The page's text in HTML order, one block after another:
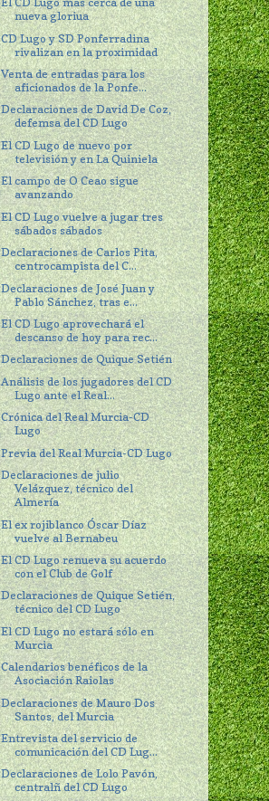
nueva gloriua
CD Lugo y SD Ponferradina
rivalizan en la proximidad
Venta de entradas para los
aficionados de la Ponfe...
Declaraciones de David De Coz,
defemsa del CD Lugo
El CD Lugo de nuevo por
televisión y en La Quiniela
El campo de O Ceao sigue
avanzando
El CD Lugo vuelve a jugar tres
sábados sábados
Declaraciones de Carlos Pita,
centrocampista del C...
Declaraciones de José Juan y
Pablo Sánchez, tras e...
El CD Lugo aprovechará el
descanso de hoy para rec...
Declaraciones de Quique Setién
Análisis de los jugadores del CD
Lugo ante el Real...
Crónica del Real Murcia-CD
Lugo
Previa del Real Murcia-CD Lugo
Declaraciones de julio
Velázquez, técnico del
Almería
El ex rojiblanco Óscar Díaz
vuelve al Bernabeu
El CD Lugo renueva su acuerdo
con el Club de Golf
Declaraciones de Quique Setién,
técnico del CD Lugo
El CD Lugo no estará sólo en
Murcia
Calendarios benéficos de la
Asociación Raiolas
Declaraciones de Mauro Dos
Santos, del Murcia
Entrevista del servicio de
comunicación del CD Lug...
Declaraciones de Lolo Pavón,
centralñ del CD Lugo